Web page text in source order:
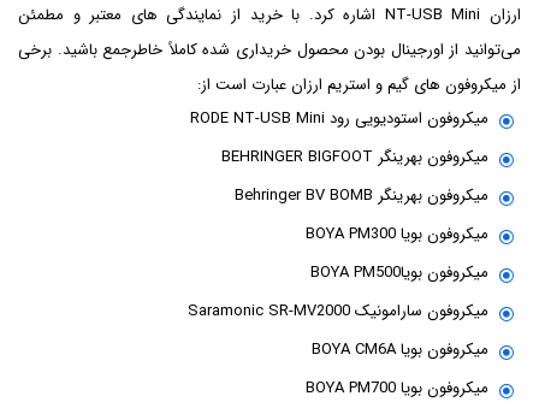
ارزان NT-USB Mini اشاره کرد. با خرید از نمایندگی های معتبر و مطمئن
می‌توانید از اورجینال بودن محصول خریداری شده کاملاً خاطرجمع باشید. برخی
از میکروفون های گیم و استریم ارزان عبارت است از:
میکروفون استودیویی رود RODE NT-USB Mini
میکروفون بهرینگر BEHRINGER BIGFOOT
میکروفون بهرینگر Behringer BV BOMB
میکروفون بویا BOYA PM300
میکروفون بویاBOYA PM500
میکروفون سارامونیک Saramonic SR-MV2000
میکروفون بویا BOYA CM6A
میکروفون بویا BOYA PM700